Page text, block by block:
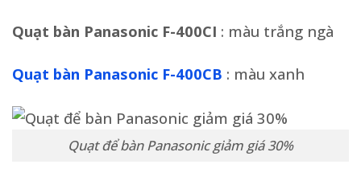
Quạt bàn Panasonic F-400CI : màu trắng ngà
Quạt bàn Panasonic F-400CB : màu xanh
Quạt để bàn Panasonic giảm giá 30%